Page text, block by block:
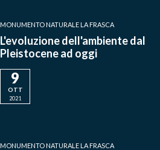
MONUMENTO NATURALE LA FRASCA
L'evoluzione dell'ambiente dal
Pleistocene ad oggi
9
OTT
2021
MONUMENTO NATURALE LA FRASCA